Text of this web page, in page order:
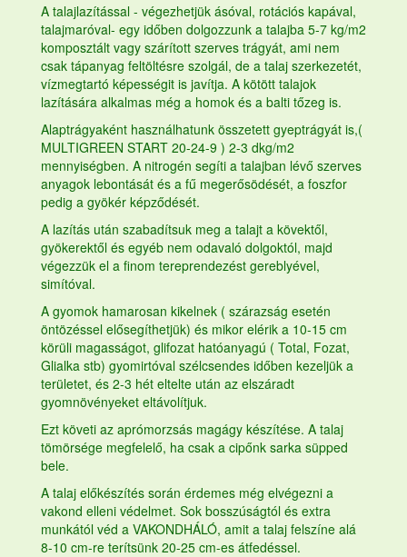
A talajlazítással - végezhetjük ásóval, rotációs kapával,
talajmaróval- egy időben dolgozzunk a talajba 5-7 kg/m2
komposztált vagy szárított szerves trágyát, ami nem
csak tápanyag feltöltésre szolgál, de a talaj szerkezetét,
vízmegtartó képességit is javítja. A kötött talajok
lazítására alkalmas még a homok és a balti tőzeg is.
Alaptrágyaként használhatunk összetett gyeptrágyát is,(
MULTIGREEN START 20-24-9 ) 2-3 dkg/m2
mennyiségben. A nitrogén segíti a talajban lévő szerves
anyagok lebontását és a fű megerősödését, a foszfor
pedig a gyökér képződését.
A lazítás után szabadítsuk meg a talajt a kövektől,
gyökerektől és egyéb nem odavaló dolgoktól, majd
végezzük el a finom tereprendezést gereblyével,
simítóval.
A gyomok hamarosan kikelnek ( szárazság esetén
öntözéssel elősegíthetjük) és mikor elérik a 10-15 cm
körüli magasságot, glifozat hatóanyagú ( Total, Fozat,
Glialka stb) gyomirtóval szélcsendes időben kezeljük a
területet, és 2-3 hét eltelte után az elszáradt
gyomnövényeket eltávolítjuk.
Ezt követi az aprómorzsás magágy készítése. A talaj
tömörsége megfelelő, ha csak a cipőnk sarka süpped
bele.
A talaj előkészítés során érdemes még elvégezni a
vakond elleni védelmet. Sok bosszúságtól és extra
munkától véd a VAKONDHÁLÓ, amit a talaj felszíne alá
8-10 cm-re terítsünk 20-25 cm-es átfedéssel.